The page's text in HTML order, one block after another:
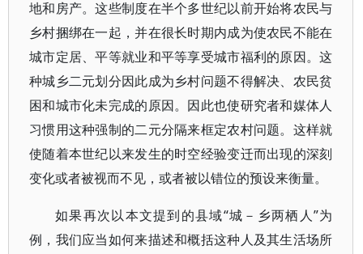
地和房产。这些制度在半个多世纪以前开始将农民与
乡村捆绑在一起，并在很长时期内成为使农民不能在
城市定居、平等就业和平等享受城市福利的原因。这
种城乡二元划分因此成为乡村问题不得解决、农民贫
困和城市化未完成的原因。因此也使研究者和媒体人
习惯用这种强制的二元分隔来框定农村问题。这样就
使随着本世纪以来发生的时空经验变迁而出现的深刻
变化或者被视而不见，或者被以错位的预设来衡量。
如果再次以本文提到的县域“城－乡两栖人”为
例，我们应当如何来描述和概括这种人及其生活场所